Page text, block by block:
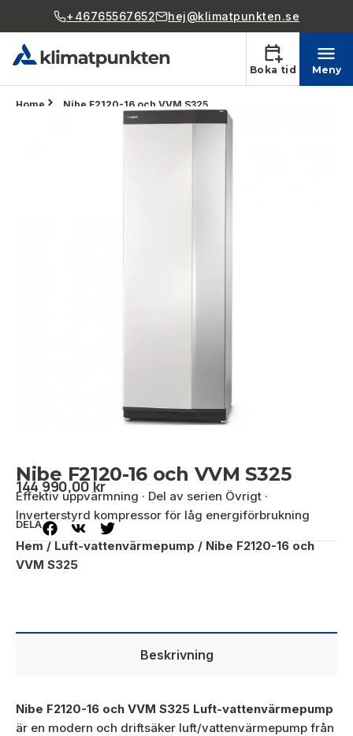
+46765567652 hej@klimatpunkten.se
Boka tid Meny
Home Nibe F2120-16 och VVM S325
Nibe F2120-16 och VVM S325
144 990,00 kr
Effektiv uppvärmning · Del av serien Övrigt ·
Inverterstyrd kompressor för låg energiförbrukning
DELA
Hem/Luft-vattenvärmepump/ Nibe F2120-16 och
VVM S325
Beskrivning
Nibe F2120-16 och VVM S325 Luft-vattenvärmepump
är en modern och driftsäker luft/vattenvärmepump från